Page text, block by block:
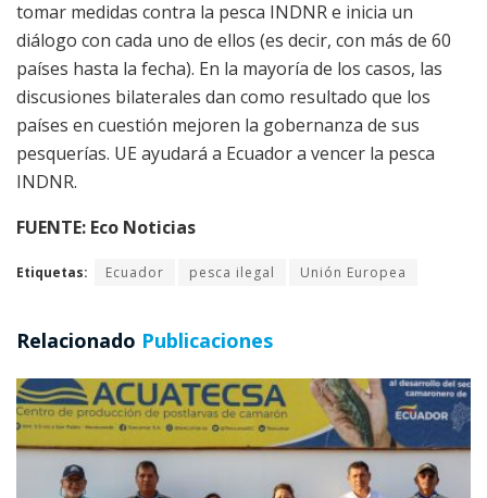
tomar medidas contra la pesca INDNR e inicia un
diálogo con cada uno de ellos (es decir, con más de 60
países hasta la fecha). En la mayoría de los casos, las
discusiones bilaterales dan como resultado que los
países en cuestión mejoren la gobernanza de sus
pesquerías. UE ayudará a Ecuador a vencer la pesca
INDNR.
FUENTE: Eco Noticias
Etiquetas: Ecuador pesca ilegal Unión Europea
Relacionado Publicaciones